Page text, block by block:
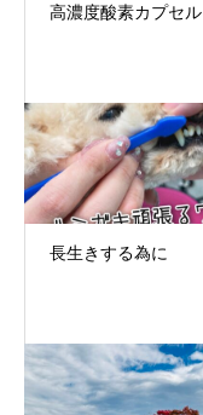
高濃度酸素カプセル
長生きする為に